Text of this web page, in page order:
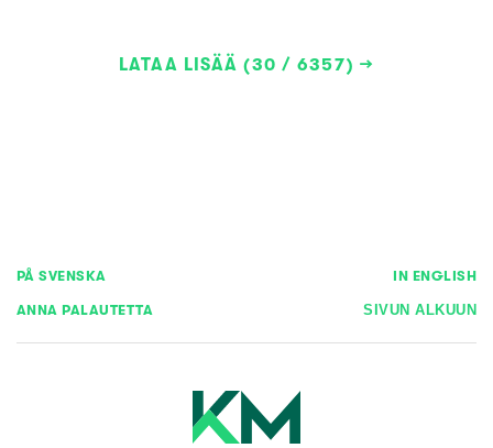
LATAA LISÄÄ (30 / 6357)
PÅ SVENSKA IN ENGLISH
ANNA PALAUTETTA SIVUN ALKUUN